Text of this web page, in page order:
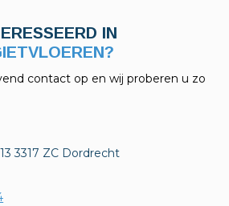
IN
contact op en wij proberen u zo
3317 ZC Dordrecht